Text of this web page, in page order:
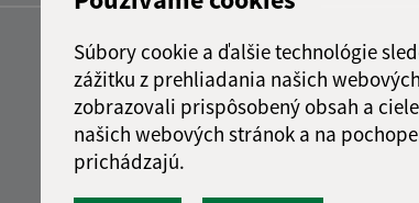
Súbory cookie a ďalšie technológie
zážitku z prehliadania našich
zobrazovali prispôsobený obsah a
našich webových stránok a na
prichádzajú.